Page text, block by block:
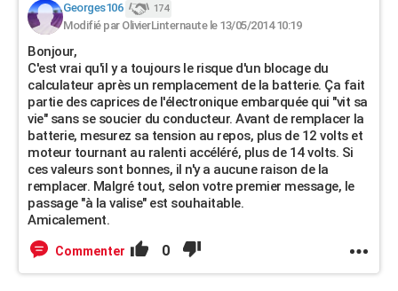
Georges106 174
Modifié par OlivierLinternaute le 13/05/2014 10:19
Bonjour,
C'est vrai qu'il y a toujours le risque d'un blocage du
calculateur après un remplacement de la batterie. Ça fait
partie des caprices de l'électronique embarquée qui "vit sa
vie" sans se soucier du conducteur. Avant de remplacer la
batterie, mesurez sa tension au repos, plus de 12 volts et
moteur tournant au ralenti accéléré, plus de 14 volts. Si
ces valeurs sont bonnes, il n'y a aucune raison de la
remplacer. Malgré tout, selon votre premier message, le
passage "à la valise" est souhaitable.
Amicalement.
Commenter 0